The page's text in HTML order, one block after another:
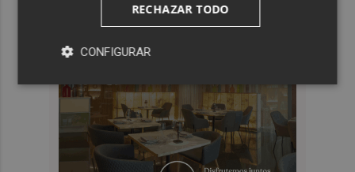
RECHAZAR TODO
CONFIGURAR